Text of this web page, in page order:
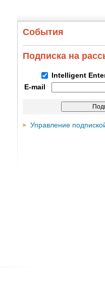
События
Подписка на
Intelligent
E-mail
Управление